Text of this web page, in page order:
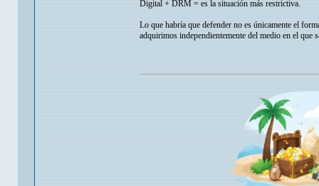
Digital + DRM = es la situación más restrictiva.
Lo que habría que defender no es únicamente el
adquirimos independientemente del medio en el que